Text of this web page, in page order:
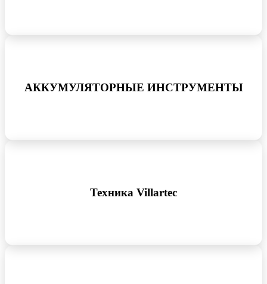
АККУМУЛЯТОРНЫЕ ИНСТРУМЕНТЫ
Техника Villartec